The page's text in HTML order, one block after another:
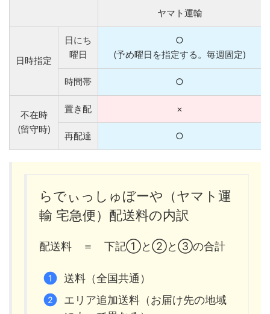
ヤマト運輸
日時指定
日にち
曜日
○
(予め曜日を指定する。毎週固定)
時間帯 ○
不在時
(留守時)
置き配 ×
再配達 ○
らでぃっしゅぼーや（ヤマト運
輸 宅急便）配送料の内訳
配送料 ＝ 下記①と②と③の合計
送料（全国共通）
エリア追加送料（お届け先の地域